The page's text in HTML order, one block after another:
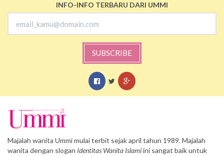
INFO-INFO TERBARU DARI UMMI
SUBSCRIBE
Majalah wanita Ummi mulai terbit sejak april tahun 1989. Majalah
wanita dengan slogan Identitas Wanita Islamiini sangat baik untuk